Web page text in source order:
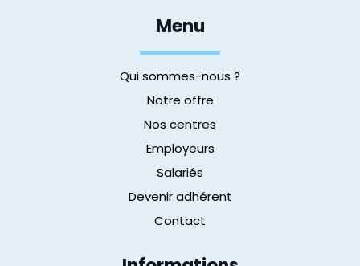
Menu
Qui sommes-nous ?
Notre offre
Nos centres
Employeurs
Salariés
Devenir adhérent
Contact